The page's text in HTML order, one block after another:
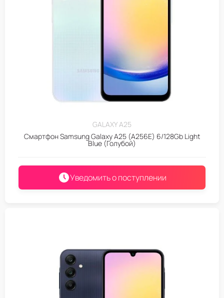
GALAXY A25
Смартфон Samsung Galaxy A25 (A256E) 6/128Gb Light
Blue (Голубой)
Уведомить о поступлении